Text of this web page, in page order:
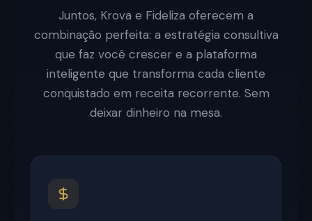
Juntos, Krova e Fideliza oferecem a
combinação perfeita: a estratégia consultiva
que faz você crescer e a plataforma
inteligente que transforma cada cliente
conquistado em receita recorrente. Sem
deixar dinheiro na mesa.